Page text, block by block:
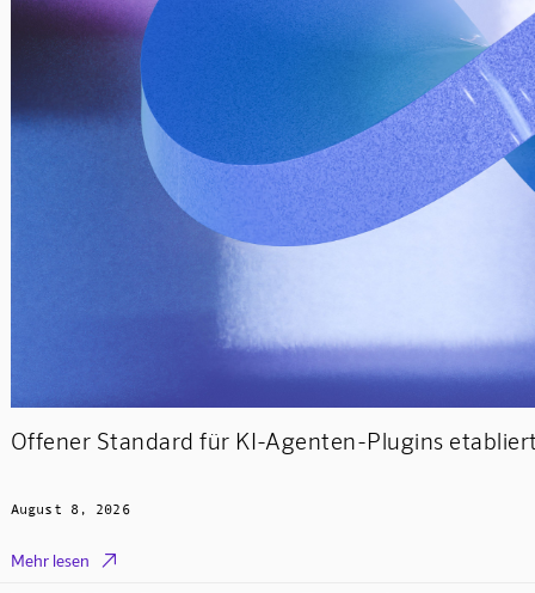
Offener Standard für KI-Agenten-Plugins
August 8, 2026
Mehr lesen 